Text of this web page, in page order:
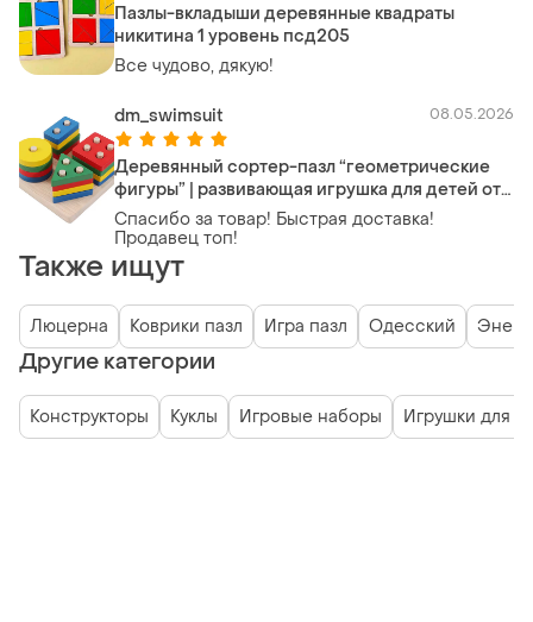
Пазлы-вкладыши деревянные квадраты
никитина 1 уровень псд205
Все чудово, дякую!
dm_swimsuit 08.05.2026
Деревянный сортер-пазл “геометрические
фигуры” | развивающая игрушка для детей от 1
года | sola toys
Спасибо за товар! Быстрая доставка!
Продавец топ!
Также ищут
Люцерна Коврики пазл Игра пазл Одесский Эней
Другие категории
Конструкторы Куклы Игровые наборы Игрушки для